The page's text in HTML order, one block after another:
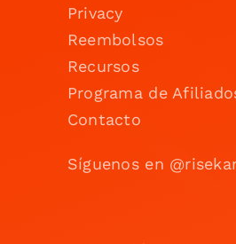
Privacy
Reembolsos
Recursos
Programa de
Contacto
Síguenos en